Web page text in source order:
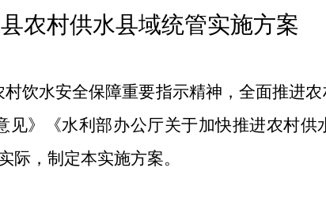
农村供水县域统管实施方案
饮水安全保障重要指示精神，全面推进
》《水利部办公厅关于加快推进农村供
际，制定本实施方案。